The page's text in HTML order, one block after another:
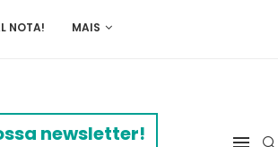
NOTA! MAIS
newsletter!